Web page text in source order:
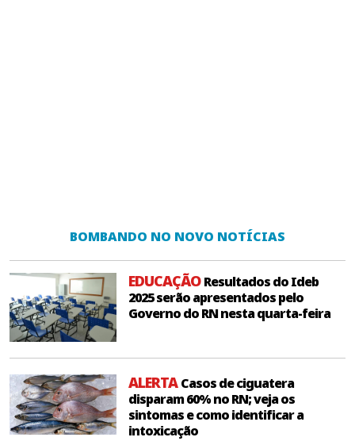
BOMBANDO NO NOVO NOTÍCIAS
EDUCAÇÃOResultados do Ideb
2025 serão apresentados pelo
Governo do RN nesta quarta-feira
ALERTACasos de ciguatera
disparam 60% no RN; veja os
sintomas e como identificar a
intoxicação